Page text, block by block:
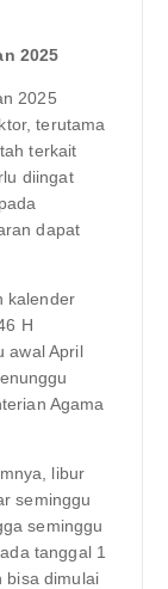
2025
2025
terutama
terkait
diingat
dapat
kalender
H
awal April
Agama
libur
seminggu
seminggu
tanggal 1
bisa dimulai